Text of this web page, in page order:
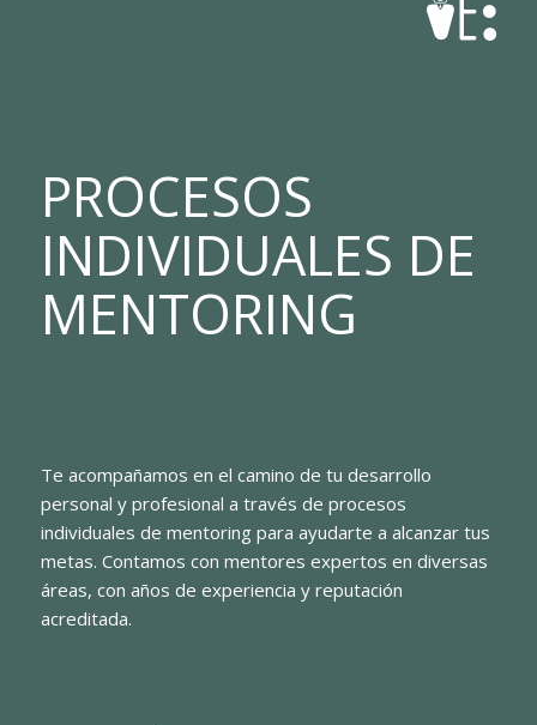
PROCESOS
INDIVIDUALES DE
MENTORING
Te acompañamos en el camino de tu desarrollo
personal y profesional a través de procesos
individuales de mentoring para ayudarte a alcanzar tus
metas. Contamos con mentores expertos en diversas
áreas, con años de experiencia y reputación
acreditada.